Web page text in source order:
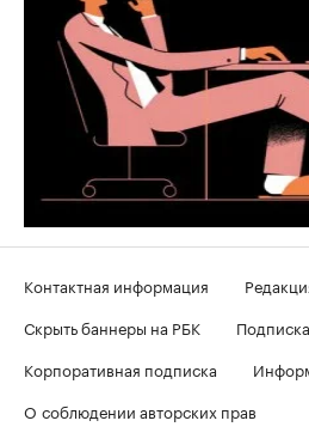
Контактная информация
Скрыть баннеры на РБК
Корпоративная подписка
О соблюдении авторских прав